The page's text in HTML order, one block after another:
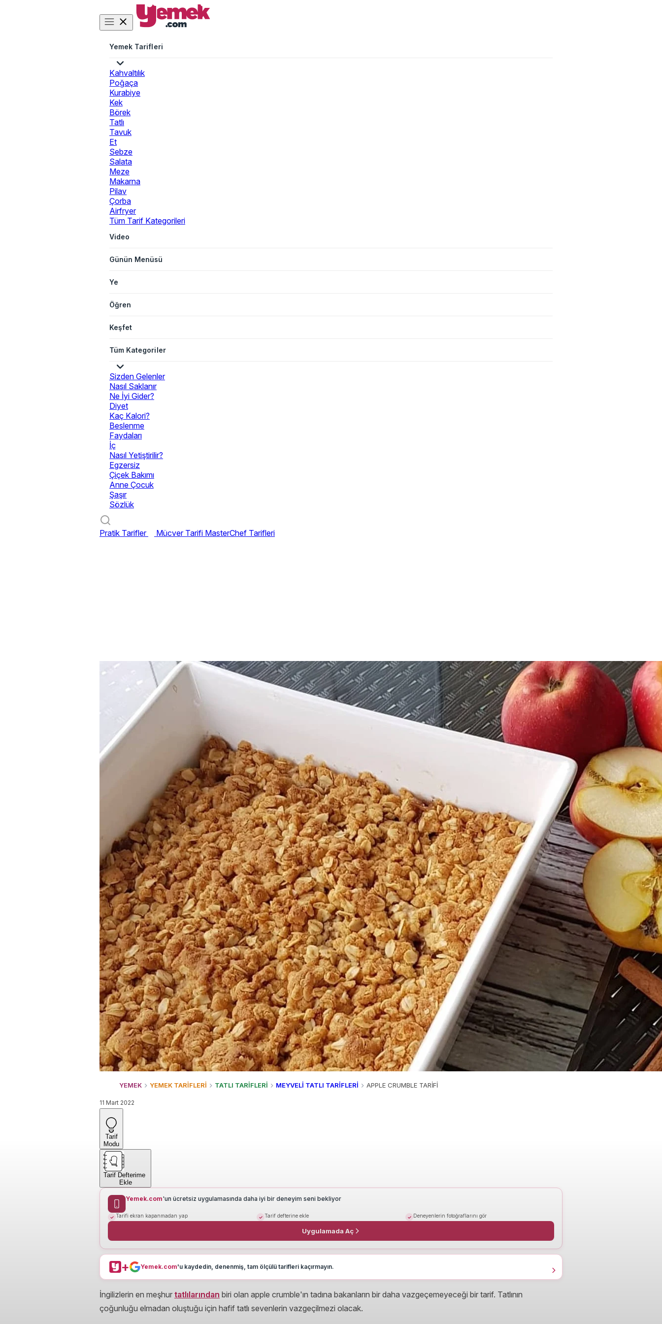
Yemek Tarifleri
Kahvaltılık
Poğaça
Kurabiye
Kek
Börek
Tatlı
Tavuk
Et
Sebze
Salata
Meze
Makarna
Pilav
Çorba
Airfryer
Tüm Tarif Kategorileri
Video
Günün Menüsü
Ye
Öğren
Keşfet
Tüm Kategoriler
Sizden Gelenler
Nasıl Saklanır
Ne İyi Gider?
Diyet
Kaç Kalori?
Beslenme
Faydaları
İç
Nasıl Yetiştirilir?
Egzersiz
Çiçek Bakımı
Anne Çocuk
Şaşır
Sözlük
Pratik Tarifler Mücver Tarifi MasterChef Tarifleri
YEMEK YEMEK TARİFLERİ TATLI TARİFLERİ MEYVELİ TATLI TARİFLERİ APPLE CRUMBLE TARİFİ
11 Mart 2022
Tarif
Modu
Tarif Defterime
Ekle
Yemek.com'un ücretsiz uygulamasında daha iyi bir deneyim seni bekliyor
Tarifi ekran kapanmadan yap Tarif defterine ekle Deneyenlerin fotoğraflarını gör
Uygulamada Aç
+ Yemek.com'u kaydedin, denenmiş, tam ölçülü tarifleri kaçırmayın.
İngilizlerin en meşhur tatlılarından biri olan apple crumble'ın tadına bakanların bir daha vazgeçemeyeceği bir tarif. Tatlının
çoğunluğu elmadan oluştuğu için hafif tatlı sevenlerin vazgeçilmezi olacak.